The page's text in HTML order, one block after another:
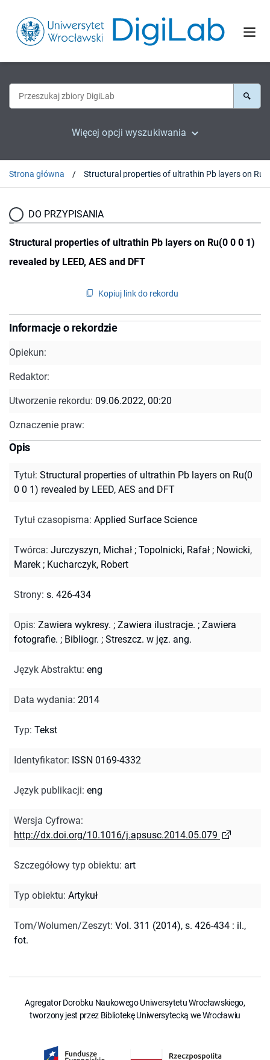
Więcej opcji wyszukiwania
Strona główna
DO PRZYPISANIA
Structural properties of ultrathin Pb layers on Ru(0 0 0 1)
revealed by LEED, AES and DFT
Kopiuj link do rekordu
Informacje o rekordzie
Opiekun:
Redaktor:
Utworzenie rekordu: 09.06.2022, 00:20
Oznaczenie praw:
Opis
Tytuł: Structural properties of ultrathin Pb layers on Ru(0
0 0 1) revealed by LEED, AES and DFT
Tytuł czasopisma: Applied Surface Science
Twórca: Jurczyszyn, Michał ; Topolnicki, Rafał ; Nowicki,
Marek ; Kucharczyk, Robert
Strony: s. 426-434
Opis: Zawiera wykresy. ; Zawiera ilustracje. ; Zawiera
fotografie. ; Bibliogr. ; Streszcz. w jęz. ang.
Język Abstraktu: eng
Data wydania: 2014
Typ: Tekst
Identyfikator: ISSN 0169-4332
Język publikacji: eng
Wersja Cyfrowa:
http://dx.doi.org/10.1016/j.apsusc.2014.05.079
Szczegółowy typ obiektu: art
Typ obiektu: Artykuł
Tom/Wolumen/Zeszyt: Vol. 311 (2014), s. 426-434 : il.,
fot.
Agregator Dorobku Naukowego Uniwersytetu Wrocławskiego,
tworzony jest przez Bibliotekę Uniwersytecką we Wrocławiu